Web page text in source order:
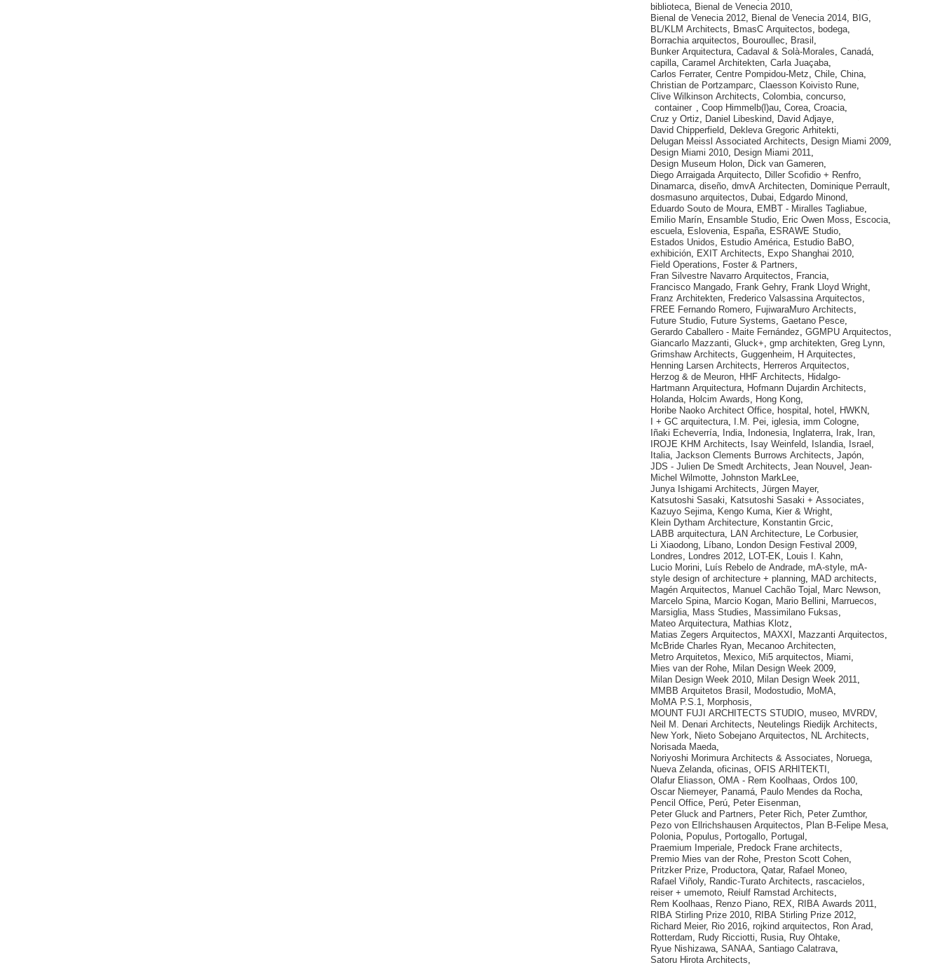
biblioteca, Bienal de Venecia 2010,
Bienal de Venecia 2012, Bienal de Venecia 2014, BIG,
BL/KLM Architects, BmasC Arquitectos, bodega,
Borrachia arquitectos, Bouroullec, Brasil ,
Bunker Arquitectura, Cadaval & Solà-Morales, Canadá,
capilla, Caramel Architekten, Carla Juaçaba,
Carlos Ferrater, Centre Pompidou-Metz, Chile, China,
Christian de Portzamparc, Claesson Koivisto Rune,
Clive Wilkinson Architects, Colombia, concurso,
container , Coop Himmelb(l)au, Corea, Croacia,
Cruz y Ortiz, Daniel Libeskind, David Adjaye,
David Chipperfield, Dekleva Gregoric Arhitekti,
Delugan Meissl Associated Architects, Design Miami 2009,
Design Miami 2010, Design Miami 2011,
Design Museum Holon, Dick van Gameren,
Diego Arraigada Arquitecto, Diller Scofidio + Renfro,
Dinamarca, diseño, dmvA Architecten, Dominique Perrault,
dosmasuno arquitectos, Dubai, Edgardo Minond,
Eduardo Souto de Moura, EMBT - Miralles Tagliabue,
Emilio Marín, Ensamble Studio, Eric Owen Moss, Escocia,
escuela, Eslovenia, España, ESRAWE Studio,
Estados Unidos, Estudio América, Estudio BaBO,
exhibición, EXIT Architects, Expo Shanghai 2010,
Field Operations, Foster & Partners,
Fran Silvestre Navarro Arquitectos, Francia,
Francisco Mangado, Frank Gehry, Frank Lloyd Wright,
Franz Architekten, Frederico Valsassina Arquitectos,
FREE Fernando Romero, FujiwaraMuro Architects,
Future Studio, Future Systems, Gaetano Pesce,
Gerardo Caballero - Maite Fernández, GGMPU Arquitectos,
Giancarlo Mazzanti, Gluck+, gmp architekten, Greg Lynn,
Grimshaw Architects, Guggenheim, H Arquitectes,
Henning Larsen Architects, Herreros Arquitectos,
Herzog & de Meuron, HHF Architects, Hidalgo-
Hartmann Arquitectura, Hofmann Dujardin Architects,
Holanda, Holcim Awards, Hong Kong,
Horibe Naoko Architect Office, hospital , hotel , HWKN,
I + GC arquitectura, I.M. Pei, iglesia, imm Cologne,
Iñaki Echeverría, India, Indonesia, Inglaterra, Irak, Iran,
IROJE KHM Architects, Isay Weinfeld, Islandia, Israel ,
Italia, Jackson Clements Burrows Architects, Japón,
JDS - Julien De Smedt Architects, Jean Nouvel , Jean-
Michel Wilmotte, Johnston MarkLee,
Junya Ishigami Architects, Jürgen Mayer,
Katsutoshi Sasaki, Katsutoshi Sasaki + Associates,
Kazuyo Sejima, Kengo Kuma, Kier & Wright,
Klein Dytham Architecture, Konstantin Grcic,
LABB arquitectura, LAN Architecture, Le Corbusier,
Li Xiaodong, Líbano, London Design Festival 2009,
Londres, Londres 2012, LOT-EK, Louis I. Kahn,
Lucio Morini, Luís Rebelo de Andrade, mA-style, mA-
style design of architecture + planning, MAD architects,
Magén Arquitectos, Manuel Cachão Tojal , Marc Newson,
Marcelo Spina, Marcio Kogan, Mario Bellini, Marruecos,
Marsiglia, Mass Studies, Massimilano Fuksas,
Mateo Arquitectura, Mathias Klotz,
Matias Zegers Arquitectos, MAXXI , Mazzanti Arquitectos,
McBride Charles Ryan, Mecanoo Architecten,
Metro Arquitetos, Mexico, Mi5 arquitectos, Miami,
Mies van der Rohe, Milan Design Week 2009,
Milan Design Week 2010, Milan Design Week 2011,
MMBB Arquitetos Brasil , Modostudio, MoMA,
MoMA P.S.1, Morphosis,
MOUNT FUJI ARCHITECTS STUDIO, museo, MVRDV,
Neil M. Denari Architects, Neutelings Riedijk Architects,
New York, Nieto Sobejano Arquitectos, NL Architects,
Norisada Maeda,
Noriyoshi Morimura Architects & Associates, Noruega,
Nueva Zelanda, oficinas, OFIS ARHITEKTI ,
Olafur Eliasson, OMA - Rem Koolhaas, Ordos 100,
Oscar Niemeyer, Panamá, Paulo Mendes da Rocha,
Pencil Office, Perú, Peter Eisenman,
Peter Gluck and Partners, Peter Rich, Peter Zumthor,
Pezo von Ellrichshausen Arquitectos, Plan B-Felipe Mesa,
Polonia, Populus, Portogallo, Portugal ,
Praemium Imperiale, Predock Frane architects,
Premio Mies van der Rohe, Preston Scott Cohen,
Pritzker Prize, Productora, Qatar, Rafael Moneo,
Rafael Viñoly, Randic-Turato Architects, rascacielos,
reiser + umemoto, Reiulf Ramstad Architects,
Rem Koolhaas, Renzo Piano, REX, RIBA Awards 2011,
RIBA Stirling Prize 2010, RIBA Stirling Prize 2012,
Richard Meier, Rio 2016, rojkind arquitectos, Ron Arad,
Rotterdam, Rudy Ricciotti, Rusia, Ruy Ohtake,
Ryue Nishizawa, SANAA, Santiago Calatrava,
Satoru Hirota Architects,